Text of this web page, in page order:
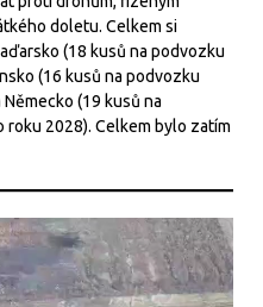
doletu. Celkem si
(18 kusů na podvozku
(16 kusů na podvozku
(19 kusů na
2028). Celkem bylo zatím